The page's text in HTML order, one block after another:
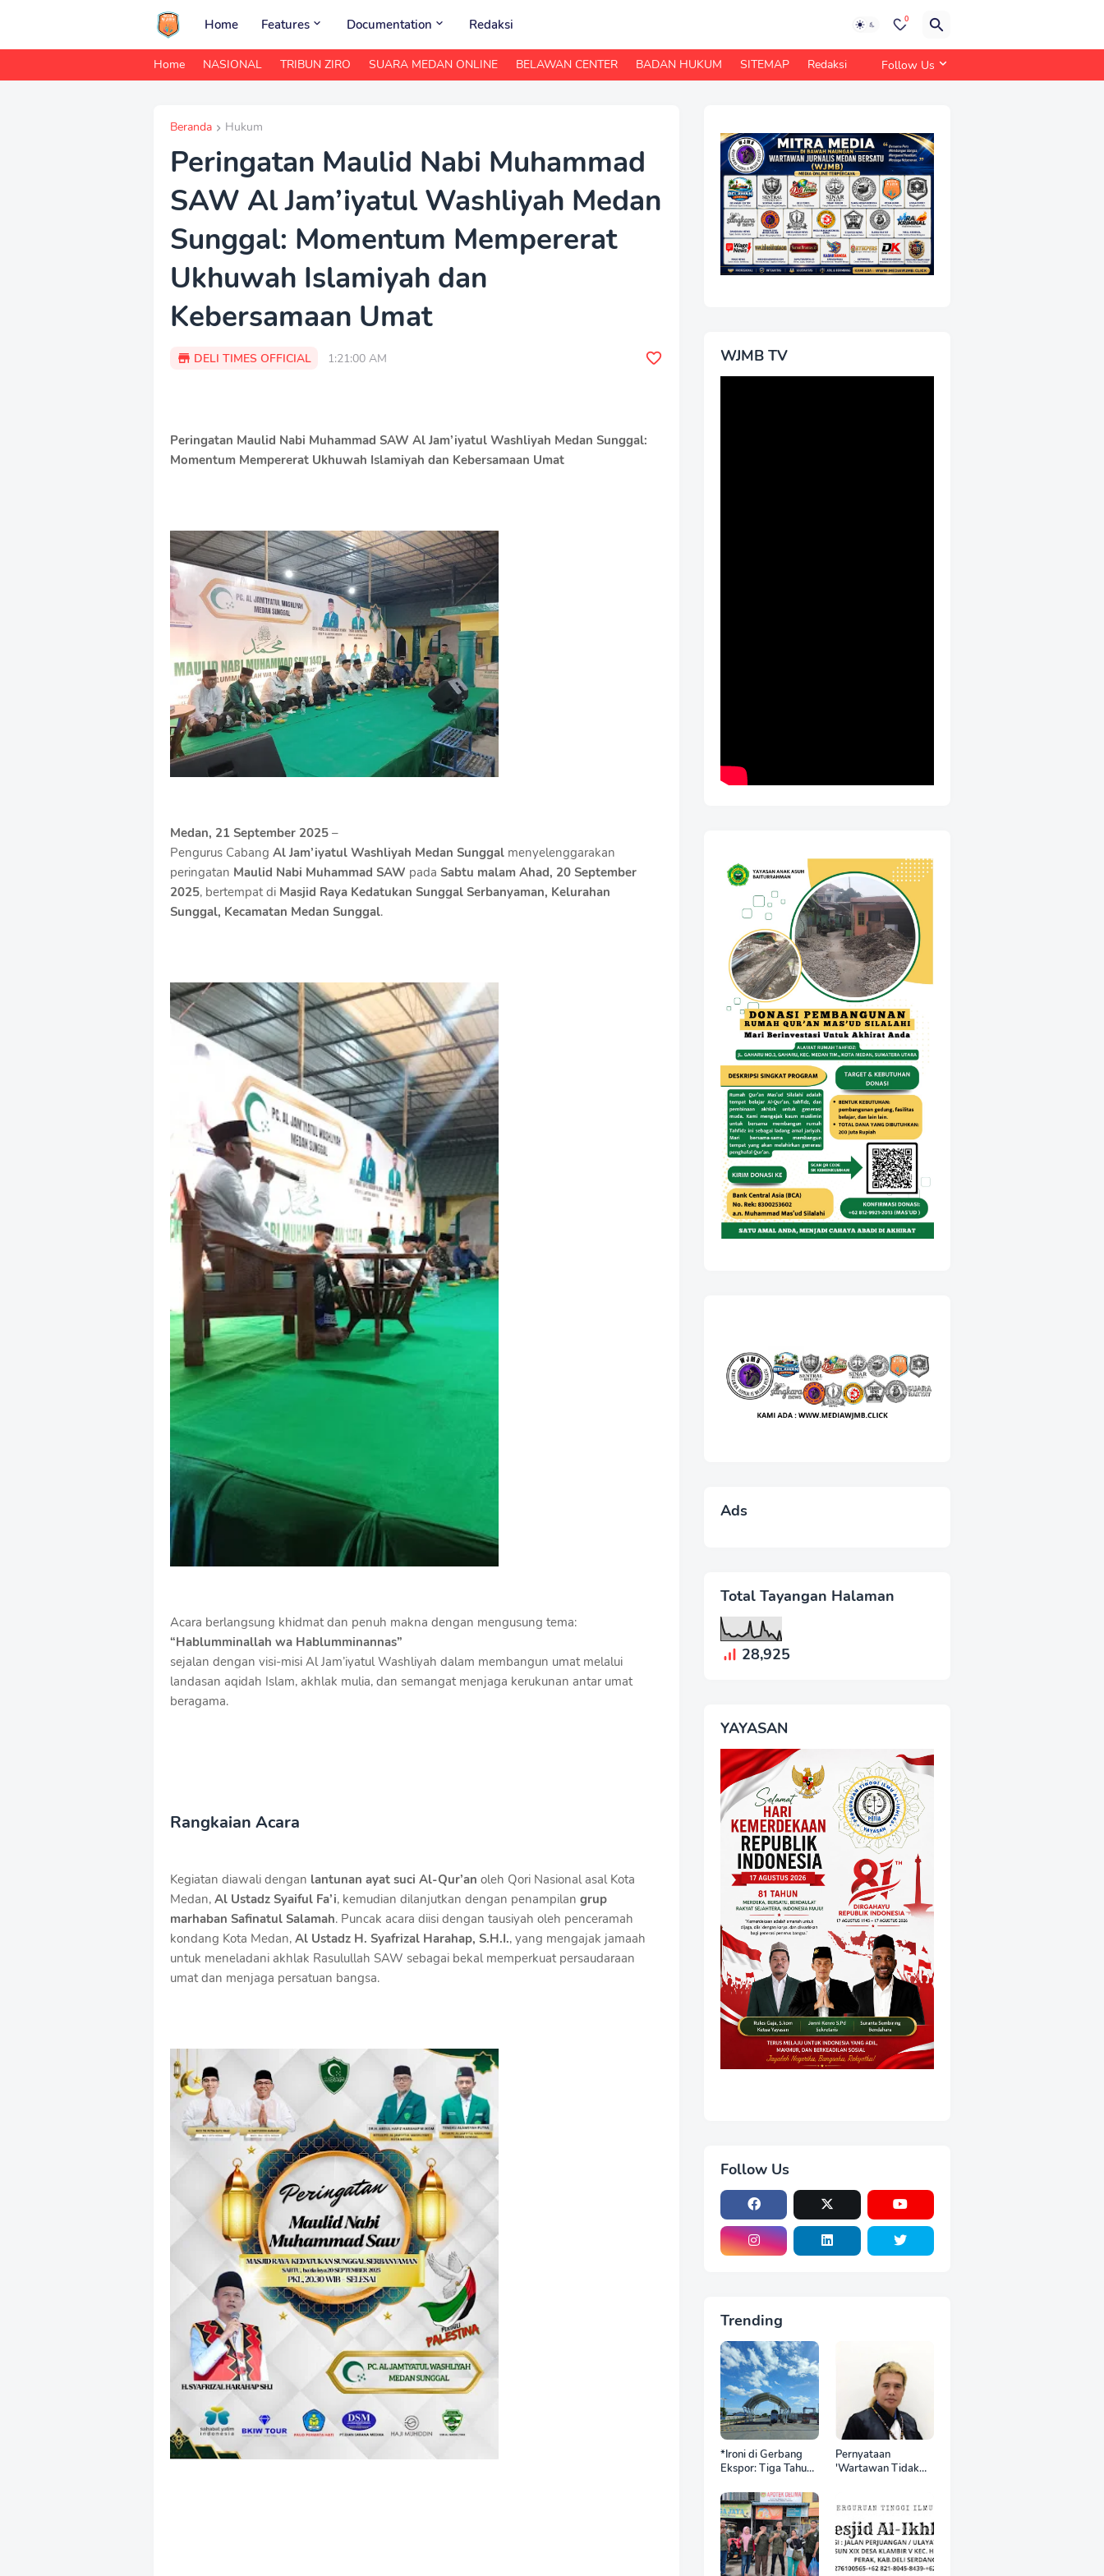
Home Features Documentation Redaksi 0
Home NASIONAL TRIBUN ZIRO SUARA MEDAN ONLINE BELAWAN CENTER BADAN HUKUM SITEMAP Redaksi Follow Us
Beranda Hukum
Peringatan Maulid Nabi Muhammad
SAW Al Jam’iyatul Washliyah Medan
Sunggal: Momentum Mempererat
Ukhuwah Islamiyah dan
Kebersamaan Umat
DELI TIMES OFFICIAL 1:21:00 AM
Peringatan Maulid Nabi Muhammad SAW Al Jam’iyatul Washliyah Medan Sunggal:
Momentum Mempererat Ukhuwah Islamiyah dan Kebersamaan Umat
Medan, 21 September 2025 –
Pengurus Cabang Al Jam’iyatul Washliyah Medan Sunggal menyelenggarakan
peringatan Maulid Nabi Muhammad SAW pada Sabtu malam Ahad, 20 September
2025, bertempat di Masjid Raya Kedatukan Sunggal Serbanyaman, Kelurahan
Sunggal, Kecamatan Medan Sunggal.
Acara berlangsung khidmat dan penuh makna dengan mengusung tema:
“Hablumminallah wa Hablumminannas”
sejalan dengan visi-misi Al Jam’iyatul Washliyah dalam membangun umat melalui
landasan aqidah Islam, akhlak mulia, dan semangat menjaga kerukunan antar umat
beragama.
Rangkaian Acara
Kegiatan diawali dengan lantunan ayat suci Al-Qur’an oleh Qori Nasional asal Kota
Medan, Al Ustadz Syaiful Fa’i, kemudian dilanjutkan dengan penampilan grup
marhaban Safinatul Salamah. Puncak acara diisi dengan tausiyah oleh penceramah
kondang Kota Medan, Al Ustadz H. Syafrizal Harahap, S.H.I., yang mengajak jamaah
untuk meneladani akhlak Rasulullah SAW sebagai bekal memperkuat persaudaraan
umat dan menjaga persatuan bangsa.
WJMB TV
Ads
Total Tayangan Halaman
28,925
YAYASAN
Follow Us
Trending
*Ironi di Gerbang
Ekspor: Tiga Tahun
BNCT, Upah Pekerja
Sektor Internasional
Justru Anjlok di
Bawah Sektor
Domestik*
Pernyataan
'Wartawan Tidak
Polisi, Ketum SPASI
Jelani Christo Kecam
Sikap Hotman Paris